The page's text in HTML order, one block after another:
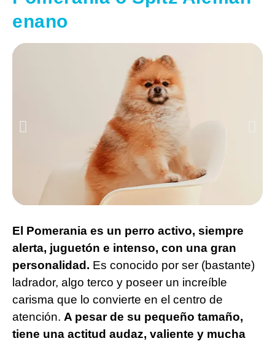
enano
El Pomerania es un perro activo, siempre
alerta, juguetón e intenso, con una gran
personalidad. Es conocido por ser (bastante)
ladrador, algo terco y poseer un increíble
carisma que lo convierte en el centro de
atención. A pesar de su pequeño tamaño,
tiene una actitud audaz, valiente y mucha